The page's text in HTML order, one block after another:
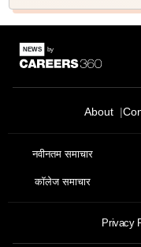
About
नवीनतम समाचार
कॉलेज समाचार
Privacy